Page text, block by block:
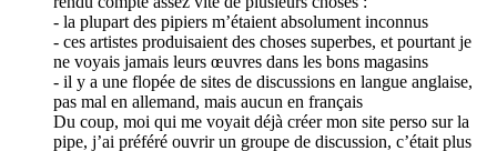
- la plupart des pipiers m’étaient absolument inconnus
- ces artistes produisaient des choses superbes, et pourtant je
ne voyais jamais leurs œuvres dans les bons magasins
- il y a une flopée de sites de discussions en langue anglaise,
pas mal en allemand, mais aucun en français
Du coup, moi qui me voyait déjà créer mon site perso sur la
pipe, j’ai préféré ouvrir un groupe de discussion, c’était plus